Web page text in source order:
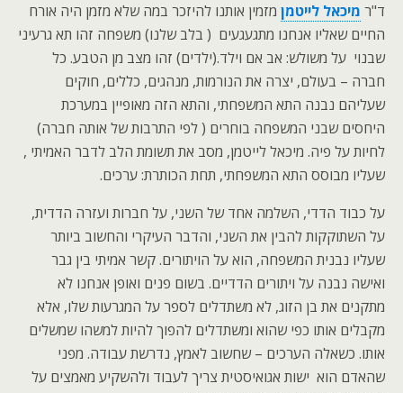
ד"ר מיכאל לייטמן מזמין אותנו להיזכר במה שלא מזמן היה אורח
החיים שאליו אנחנו מתגעגעים ( בלב שלנו) משפחה זהו תא גרעיני
שבנוי על משולש: אב אם וילד.(ילדים) זהו מצב מן הטבע. כל
חברה – בעולם, יצרה את הנורמות, מנהגים, כללים, חוקים
שעליהם נבנה התא המשפחתי, והתא הזה מאופיין במערכת
היחסים שבני המשפחה בוחרים ( לפי התרבות של אותה חברה)
לחיות על פיה. מיכאל לייטמן, מסב את תשומת הלב לדבר האמיתי ,
שעליו מבוסס התא המשפחתי, תחת הכותרת: ערכים.
על כבוד הדדי, השלמה אחד של השני, על חברות ועזרה הדדית,
על השתוקקות להבין את השני, והדבר העיקרי והחשוב ביותר
שעליו נבנית המשפחה, הוא על הויתורים. קשר אמיתי בין גבר
ואישה נבנה על ויתורים הדדיים. בשום פנים ואופן אנחנו לא
מתקנים את בן הזוג, לא משתדלים לספר על המגרעות שלו, אלא
מקבלים אותו כפי שהוא ומשתדלים להפוך להיות למשהו שמשלים
אותו. כשאלה הערכים – שחשוב לאמץ, נדרשת עבודה. מפני
שהאדם הוא ישות אגואיסטית צריך לעבוד ולהשקיע מאמצים על